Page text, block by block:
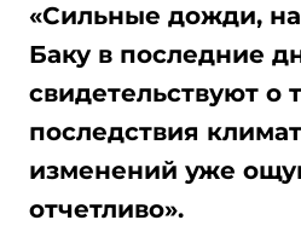
«Сильные дожди,
Баку в последние
свидетельствуют о
последствия
изменений уже
отчетливо».